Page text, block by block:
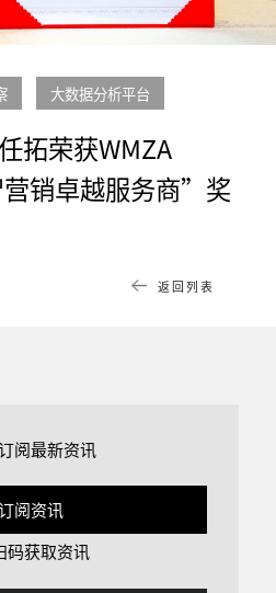
返回列表
拓荣获WMZA
销卓越服务商”奖
大数据分析平台
阅最新资讯
阅资讯
码获取资讯